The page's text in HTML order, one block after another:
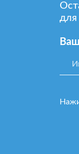
для